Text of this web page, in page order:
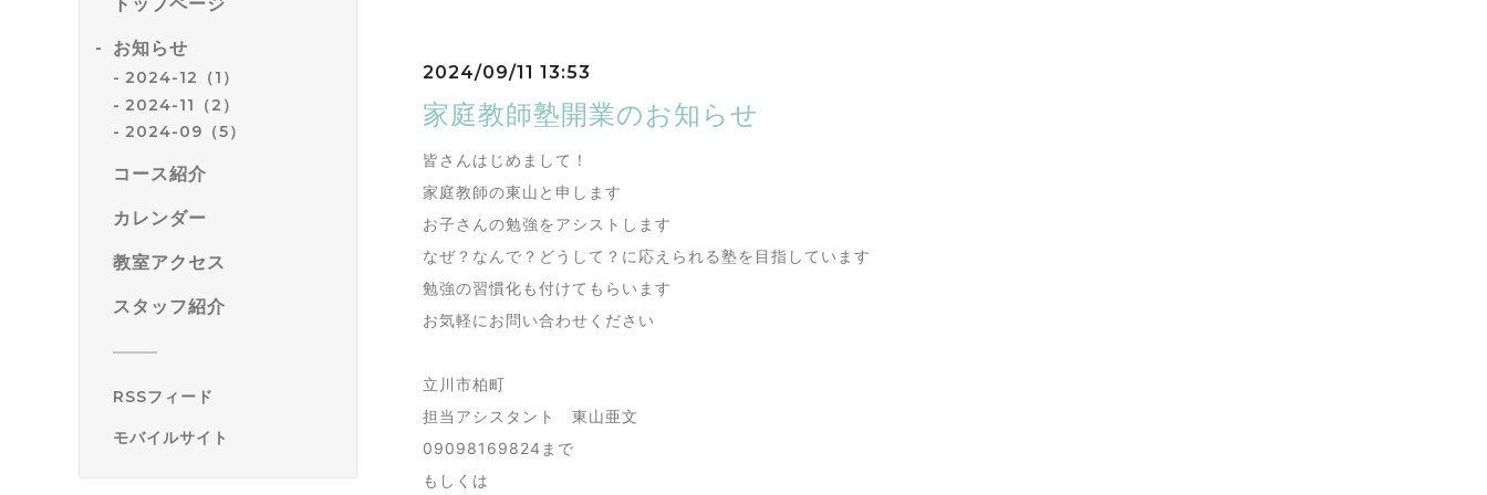
お知らせ
2024-12（1）
2024-11（2）
2024-09（5）
コース紹介
カレンダー
教室アクセス
スタッフ紹介
RSSフィード
モバイルサイト
2024/09/11 13:53
家庭教師塾開業のお知らせ
皆さんはじめまして！
家庭教師の東山と申します
お子さんの勉強をアシストします
なぜ？なんで？どうして？に応えられる塾を目指しています
勉強の習慣化も付けてもらいます
お気軽にお問い合わせください
立川市柏町
担当アシスタント 東山亜文
09098169824まで
もしくは